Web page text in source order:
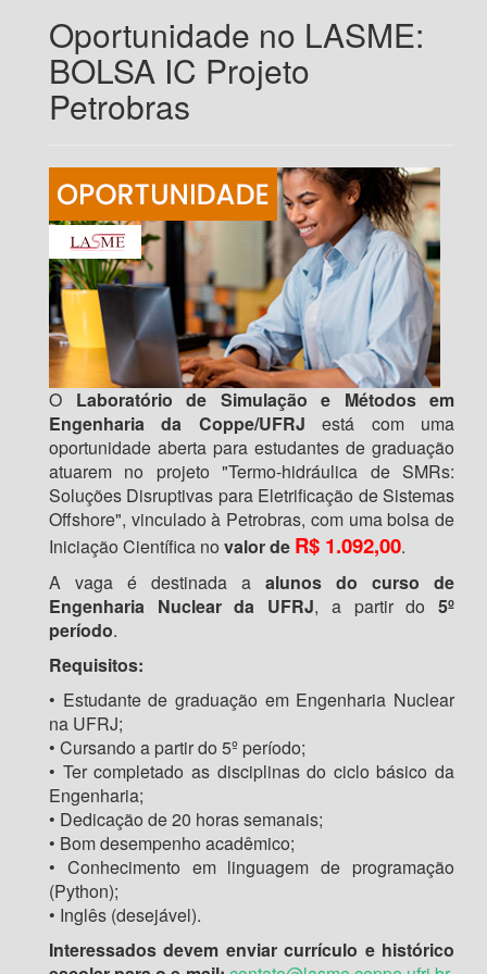
Oportunidade no LASME:
BOLSA IC Projeto
Petrobras
O Laboratório de Simulação e Métodos em
Engenharia da Coppe/UFRJ está com uma
oportunidade aberta para estudantes de graduação
atuarem no projeto "Termo-hidráulica de SMRs:
Soluções Disruptivas para Eletrificação de Sistemas
Offshore", vinculado à Petrobras, com uma bolsa de
Iniciação Científica no valor de R$ 1.092,00.
A vaga é destinada a alunos do curso de
Engenharia Nuclear da UFRJ, a partir do5º
período.
Requisitos:
• Estudante de graduação em Engenharia Nuclear
na UFRJ;
• Cursando a partir do 5º período;
• Ter completado as disciplinas do ciclo básico da
Engenharia;
• Dedicação de 20 horas semanais;
• Bom desempenho acadêmico;
• Conhecimento em linguagem de programação
(Python);
• Inglês (desejável).
Interessados devem enviar currículo e histórico